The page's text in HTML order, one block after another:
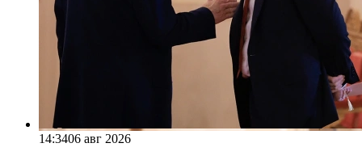
14:3406 авг 2026